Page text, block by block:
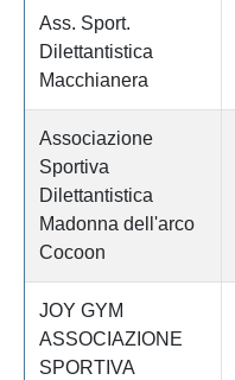
Ass. Sport.
Dilettantistica
Macchianera
Associazione
Sportiva
Dilettantistica
Madonna dell'arco
Cocoon
JOY GYM
ASSOCIAZIONE
SPORTIVA